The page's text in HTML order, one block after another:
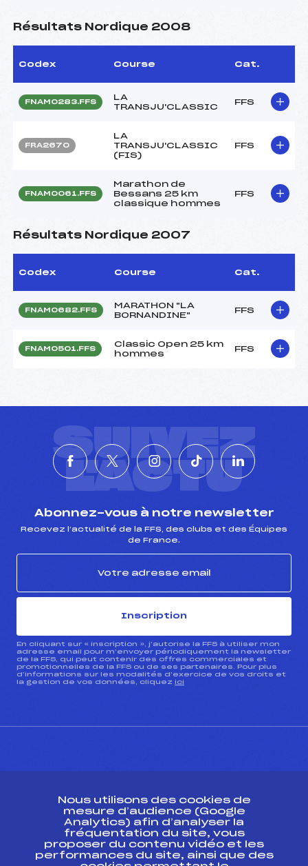
Résultats Nordique 2008
Codex Course Cat.
FNAM0283.FFS
LA
TRANSJU'CLASSIC
FFS
FRA2670
LA
TRANSJU'CLASSIC
(FIS)
FFS
FNAM0061.FFS
Marathon de
Bessans 25 km
classique hommes
FFS
Résultats Nordique 2007
Codex Course Cat.
FNAM0682.FFS
MARATHON "LA
BORNANDINE"
FFS
FNAM0501.FFS
Classic Open 25 km
hommes
FFS
SUIVEZ
L'ACTU
Abonnez-vous à notre newsletter
Recevez l’actualité de la FFS, des clubs et des Équipes
de France.
Inscription
En cliquant sur « inscription », j’autorise la FFS à utiliser mon
adresse email pour m’envoyer périodiquement la newsletter
de la FFS, qui peut contenir des offres commerciales et
promotionnelles de la FFS ou de ses partenaires. Pour plus
d’informations sur les modalités d’exercice de vos droits et
la gestion de vos données, cliquez ici
ESPACE PRESSE
Ressources
Pass’Neige
Nous utilisons des cookies de
mesure d’audience (Google
Analytics) afin d’analyser la
fréquentation du site, vous
proposer du contenu vidéo et les
performances du site, ainsi que des